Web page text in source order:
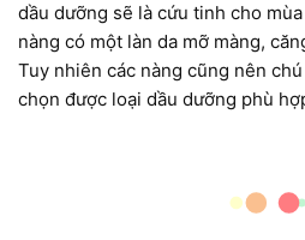
dầu dưỡng sẽ là cứu tinh cho
nàng có một làn da mỡ màng,
Tuy nhiên các nàng cũng nên
chọn được loại dầu dưỡng phù